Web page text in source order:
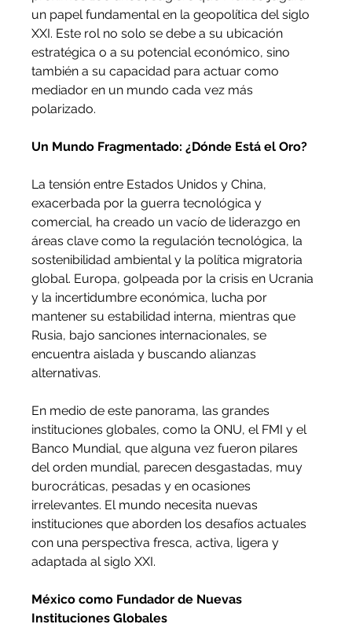
un papel fundamental en la geopolítica del siglo
XXI. Este rol no solo se debe a su ubicación
estratégica o a su potencial económico, sino
también a su capacidad para actuar como
mediador en un mundo cada vez más
polarizado.
Un Mundo Fragmentado: ¿Dónde Está el Oro?
La tensión entre Estados Unidos y China,
exacerbada por la guerra tecnológica y
comercial, ha creado un vacío de liderazgo en
áreas clave como la regulación tecnológica, la
sostenibilidad ambiental y la política migratoria
global. Europa, golpeada por la crisis en Ucrania
y la incertidumbre económica, lucha por
mantener su estabilidad interna, mientras que
Rusia, bajo sanciones internacionales, se
encuentra aislada y buscando alianzas
alternativas.
En medio de este panorama, las grandes
instituciones globales, como la ONU, el FMI y el
Banco Mundial, que alguna vez fueron pilares
del orden mundial, parecen desgastadas, muy
burocráticas, pesadas y en ocasiones
irrelevantes. El mundo necesita nuevas
instituciones que aborden los desafíos actuales
con una perspectiva fresca, activa, ligera y
adaptada al siglo XXI.
México como Fundador de Nuevas
Instituciones Globales